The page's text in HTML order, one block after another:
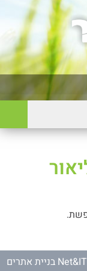
Net&IT בניית אתרים